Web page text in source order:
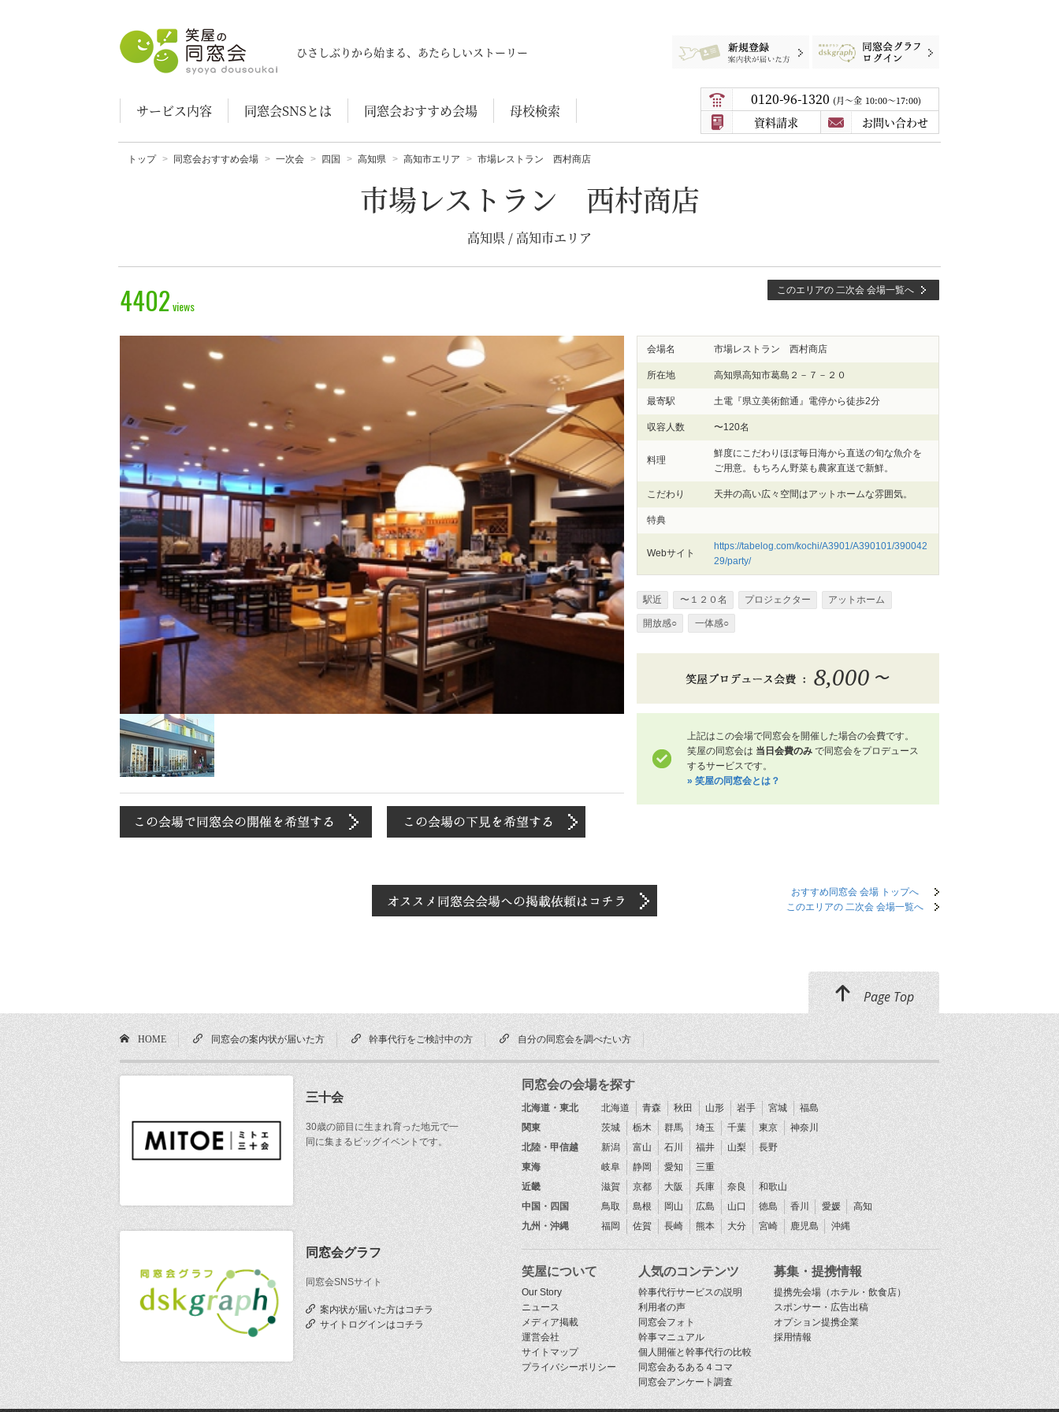
笑屋の同窓会
ひさしぶりから始まる、あたらしいストーリー
案内状が届いた方 同窓会グラフログイン
サービス内容 同窓会SNSとは 同窓会おすすめ会場 母校検索
0120-96-1320 月〜金 10:00～17:00
資料請求 お問い合わせ
トップ 同窓会おすすめ会場 一次会 四国 高知県 高知市エリア 市場レストラン 西村商店
市場レストラン 西村商店
高知県 / 高知市エリア
4402views
このエリアの 二次会 会場一覧へ
会場名 市場レストラン 西村商店
所在地 高知県高知市葛島２－７－２０
最寄駅 土電『県立美術館通』電停から徒歩2分
収容人数 〜120名
料理
鮮度にこだわりほぼ毎日海から直送の旬な魚介を
ご用意。もちろん野菜も農家直送で新鮮。
こだわり 天井の高い広々空間はアットホームな雰囲気。
特典
Webサイト
https://tabelog.com/kochi/A3901/A390101/390042
29/party/
駅近 〜１２０名 プロジェクター アットホーム
開放感○ 一体感○
8,000 〜
上記はこの会場で同窓会を開催した場合の会費です。
笑屋の同窓会は 当日会費のみ で同窓会をプロデュース
するサービスです。
» 笑屋の同窓会とは？
おすすめ同窓会 会場 トップへ
このエリアの 二次会 会場一覧へ
Page Top
HOME 同窓会の案内状が届いた方 幹事代行をご検討中の方 自分の同窓会を調べたい方
三十会
30歳の節目に生まれ育った地元で一
同に集まるビッグイベントです。
同窓会グラフ
同窓会SNSサイト
案内状が届いた方はコチラ
サイトログインはコチラ
同窓会の会場を探す
北海道・東北 北海道 青森 秋田 山形 岩手 宮城
福島
関東
茨城 栃木 群馬 埼玉 千葉 東京
神奈川
北陸・甲信越
新潟 富山 石川 福井 山梨
長野
東海
岐阜 静岡 愛知
三重
近畿
滋賀 京都 大阪 兵庫 奈良
和歌山
中国・四国
鳥取 島根 岡山 広島 山口 徳島 香川 愛媛
高知
九州・沖縄
福岡 佐賀 長崎 熊本 大分 宮崎 鹿児島 沖縄
笑屋について
Our Story
ニュース
メディア掲載
運営会社
サイトマップ
プライバシーポリシー
人気のコンテンツ
幹事代行サービスの説明
利用者の声
同窓会フォト
幹事マニュアル
個人開催と幹事代行の比較
同窓会あるある４コマ
同窓会アンケート調査
募集・提携情報
提携先会場（ホテル・飲食店）
スポンサー・広告出稿
オプション提携企業
採用情報